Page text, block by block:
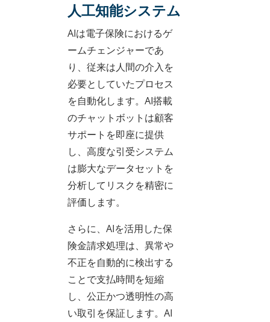
人工知能システム
AIは電子保険におけるゲ
ームチェンジャーであ
り、従来は人間の介入を
必要としていたプロセス
を自動化します。AI搭載
のチャットボットは顧客
サポートを即座に提供
し、高度な引受システム
は膨大なデータセットを
分析してリスクを精密に
評価します。
さらに、AIを活用した保
険金請求処理は、異常や
不正を自動的に検出する
ことで支払時間を短縮
し、公正かつ透明性の高
い取引を保証します。AI